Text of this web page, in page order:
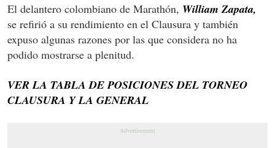
El delantero colombiano de Marathón, William Zapata,
se refirió a su rendimiento en el Clausura y también
expuso algunas razones por las que considera no ha
podido mostrarse a plenitud.
VER LA TABLA DE POSICIONES DEL TORNEO
CLAUSURA Y LA GENERAL